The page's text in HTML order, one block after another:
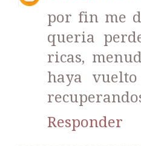
por fin me
queria
ricas,
haya
Responder